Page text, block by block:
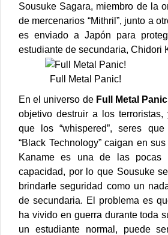
Sousuke Sagara, miembro de la
de mercenarios “Mithril”, junto a
es enviado a Japón para
estudiante de secundaria, Chidori
Full Metal Panic!
En el universo deFull Metal
objetivo destruir a los
que los “whispered”, seres
“Black Technology” caigan en
Kaname es una de las pocas
capacidad, por lo que Sousuke
brindarle seguridad como un
de secundaria. El problema es
ha vivido en guerra durante toda
un estudiante normal, puede